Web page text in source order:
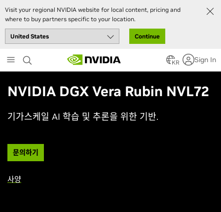
Visit your regional NVIDIA website for local content, pricing and
where to buy partners specific to your location.
Continue
to
main
KR Sign In
NVIDIA DGX Vera Rubin NVL72
기가스케일 AI 학습 및 추론을 위한 기반.
문의하기
사양